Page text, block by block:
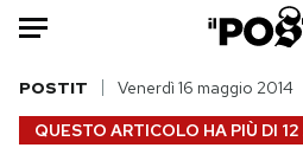
Auto
HOME
QUESTO ARTICOLO HA PIÙ DI
POSTIT Venerdì 16 maggio 2014